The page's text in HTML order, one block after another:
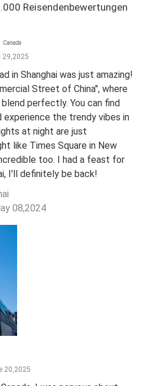
Reisendenbewertungen
Canada
29,2025
in Shanghai was just amazing!
Street of China", where
perfectly. You can find
experience the trendy vibes in
at night are just
like Times Square in New
too. I had a feast for
I'll definitely be back!
08,2024
20,2025